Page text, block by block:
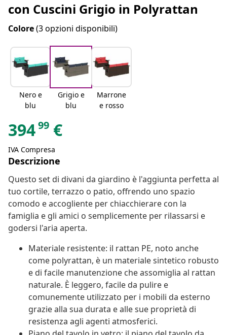
con Cuscini Grigio in Polyrattan
Colore(3 opzioni disponibili)
Nero e
blu
Grigio e
blu
Marrone
e rosso
39499 €
IVA Compresa
Descrizione
Questo set di divani da giardino è l'aggiunta perfetta al
tuo cortile, terrazzo o patio, offrendo uno spazio
comodo e accogliente per chiacchierare con la
famiglia e gli amici o semplicemente per rilassarsi e
godersi l'aria aperta.
Materiale resistente: il rattan PE, noto anche
come polyrattan, è un materiale sintetico robusto
e di facile manutenzione che assomiglia al rattan
naturale. È leggero, facile da pulire e
comunemente utilizzato per i mobili da esterno
grazie alla sua durata e alle sue proprietà di
resistenza agli agenti atmosferici.